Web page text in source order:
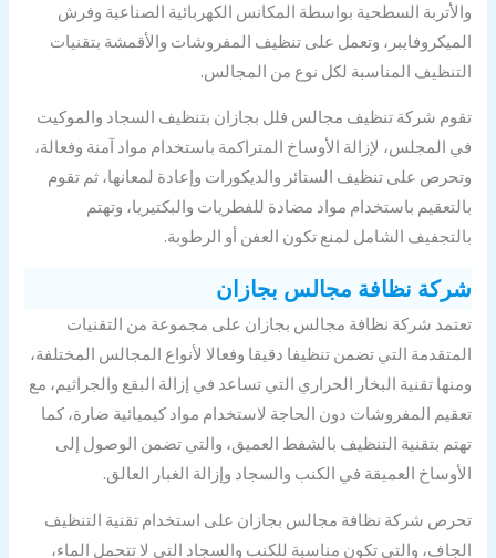
السطحية بواسطة المكانس الكهربائية الصناعية وفرش
وتعمل على تنظيف المفروشات والأقمشة بتقنيات
المناسبة لكل نوع من المجالس.
شركة تنظيف مجالس فلل بجازان بتنظيف السجاد والموكيت
المجلس، لإزالة الأوساخ المتراكمة باستخدام مواد آمنة وفعالة،
على تنظيف الستائر والديكورات وإعادة لمعانها، ثم تقوم
باستخدام مواد مضادة للفطريات والبكتيريا، وتهتم
الشامل لمنع تكون العفن أو الرطوبة.
نظافة مجالس بجازان
شركة نظافة مجالس بجازان على مجموعة من التقنيات
التي تضمن تنظيفا دقيقا وفعالا لأنواع المجالس المختلفة،
تقنية البخار الحراري التي تساعد في إزالة البقع والجراثيم، مع
المفروشات دون الحاجة لاستخدام مواد كيميائية ضارة، كما
بتقنية التنظيف بالشفط العميق، والتي تضمن الوصول إلى
العميقة في الكنب والسجاد وإزالة الغبار العالق.
شركة نظافة مجالس بجازان على استخدام تقنية التنظيف
والتي تكون مناسبة للكنب والسجاد التي لا تتحمل الماء،